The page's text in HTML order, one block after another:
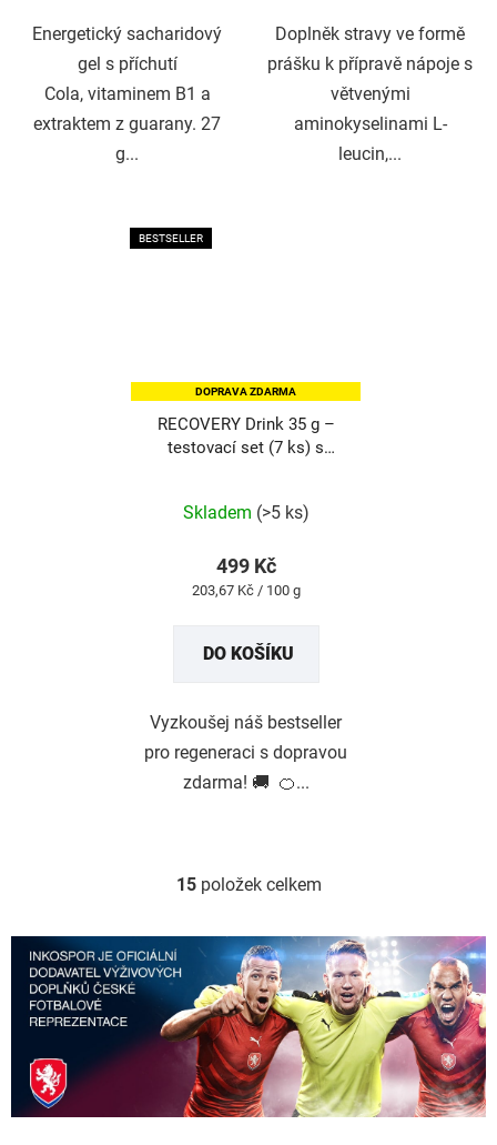
Energetický sacharidový
gel s příchutí
Cola, vitaminem B1 a
extraktem z guarany. 27
g...
Doplněk stravy ve formě
prášku k přípravě nápoje s
větvenými
aminokyselinami L-
leucin,...
BESTSELLER
DOPRAVA ZDARMA
RECOVERY Drink 35 g –
testovací set (7 ks) s
hodnocení
je
5
Skladem (>5 ks)
499 Kč
Měrná
203,67 Kč / 100 g
DO KOŠÍKU
Vyzkoušej náš bestseller
pro regeneraci s dopravou
zdarma! 🚚 🍊...
O
l
á
d
a
c
í
p
r
15položek celkem